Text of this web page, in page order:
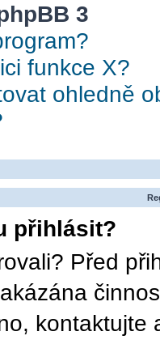
3
funkce X?
ohledně
přihlásit?
Před
kontaktujte